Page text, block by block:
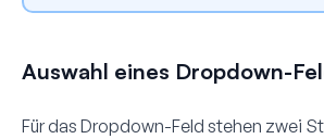
Auswahl eines Dropdown-
Für das Dropdown-Feld stehen zwei